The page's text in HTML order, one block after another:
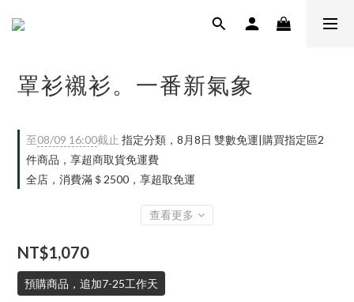
罩衫襯衫。一番新氣象
至08/09 16:00截止 指定分類，8月8日 雙數免運|購買指定區2
件商品，享超商取貨免運費
全店，消費滿＄2500，享超取免運
查看更多
NT$1,070
預購商品，追加7-25工作天